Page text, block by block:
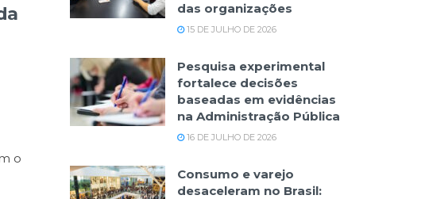
o
das organizações
15 DE JULHO DE 2026
Pesquisa experimental
fortalece decisões
baseadas em evidências
na Administração Pública
16 DE JULHO DE 2026
Consumo e varejo
desaceleram no Brasil: